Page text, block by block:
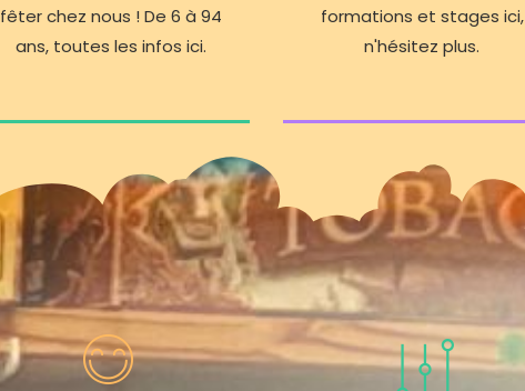
fêter chez nous ! De 6 à 94
ans, toutes les infos ici.
formations et stages ici,
n'hésitez plus.